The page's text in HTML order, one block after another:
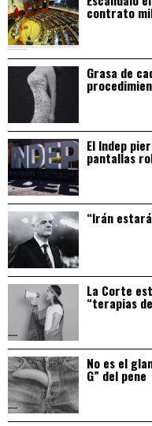
contrato
Grasa de
El Indep
pantallas
“Irán
La Corte
“terapias
No es el
G” del pene